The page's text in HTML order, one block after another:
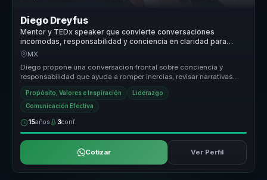
Diego Dreyfus
Mentor y TEDx speaker que convierte conversaciones
incomodas, responsabilidad y conciencia en claridad para
lideres y equipos.
MX
Diego propone una conversacion frontal sobre conciencia y
responsabilidad que ayuda a romper inercias, revisar narrativas
personales y ab...
Propósito, Valores e Inspiración Liderazgo
Comunicación Efectiva
15años 3conf.
Cotizar Ver Perfil